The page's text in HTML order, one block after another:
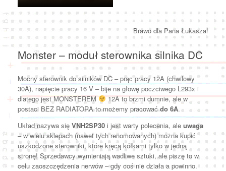
Brawo dla Pana Łukasza!
Monster – moduł sterownika silnika DC
Mocny sterownik do silników DC – prąc pracy 12A (chwilowy
30A), napięcie pracy 16 V – bije na głowę poczciwego L293x i
dlatego jest MONSTEREM
12A to brzmi dumnie, ale w
postaci BEZ RADIATORA to możemy pracowaćdo 6A.
Układ nazywa się VNH2SP30 i jest warty polecenia, ale uwaga
– w wielu sklepach (nawet tych renomowanych) można kupić
uszkodzone sterowniki, które kręcą kółkami tylko w jedną
stronę! Sprzedawcy wymieniają wadliwe sztuki, ale piszę to w
celu zaoszczędzenia nerwów – gdy coś nie działa a powinno.